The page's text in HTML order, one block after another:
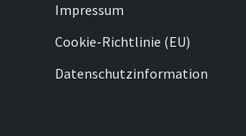
Impressum
Cookie-Richtlinie (EU)
Datenschutzinformation